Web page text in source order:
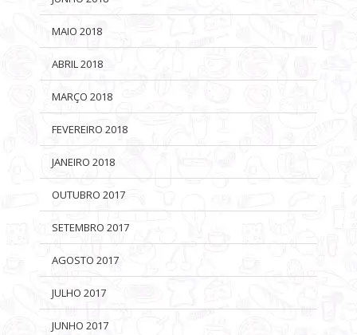
MAIO 2018
ABRIL 2018
MARÇO 2018
FEVEREIRO 2018
JANEIRO 2018
OUTUBRO 2017
SETEMBRO 2017
AGOSTO 2017
JULHO 2017
JUNHO 2017